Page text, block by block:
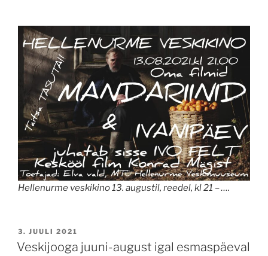
Hellenurme veskikino 13. augustil, reedel, kl 21 – ….
POSTED
ON
3. JUULI 2021
Veskijooga juuni-august igal esmaspäeval